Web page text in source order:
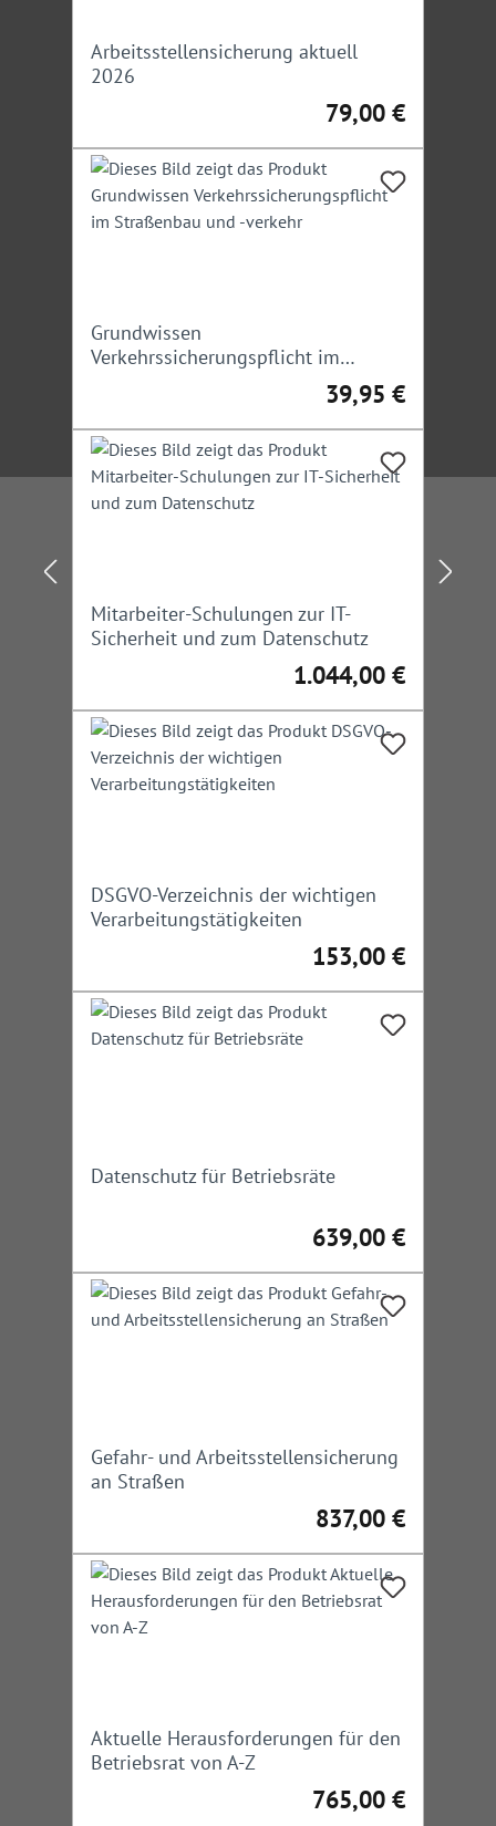
Arbeitsstellensicherung aktuell
2026
Regulärer Preis:
79,00 €
Grundwissen
Verkehrssicherungspflicht im
Regulärer Preis:
39,95 €
Mitarbeiter-Schulungen zur IT-
Sicherheit und zum Datenschutz
Regulärer Preis:
1.044,00 €
DSGVO-Verzeichnis der wichtigen
Verarbeitungstätigkeiten
Regulärer Preis:
153,00 €
Datenschutz für Betriebsräte
Regulärer Preis:
639,00 €
Gefahr- und Arbeitsstellensicherung
an Straßen
Regulärer Preis:
837,00 €
Aktuelle Herausforderungen für den
Betriebsrat von A-Z
Regulärer Preis:
765,00 €